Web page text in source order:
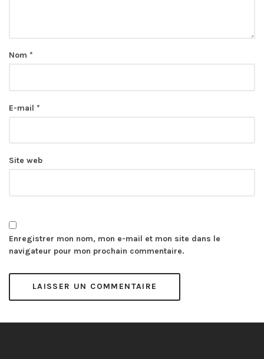
Nom *
E-mail *
Site web
Enregistrer mon nom, mon e-mail et mon site dans le
navigateur pour mon prochain commentaire.